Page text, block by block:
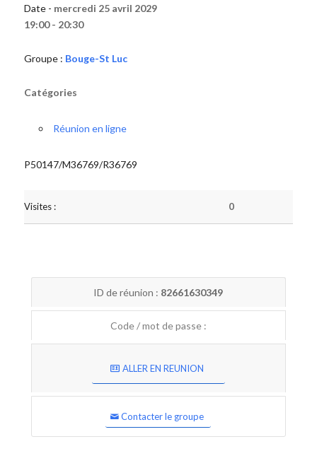
Date - mercredi 25 avril 2029
19:00 - 20:30
Groupe : Bouge-St Luc
Catégories
Réunion en ligne
P50147/M36769/R36769
Visites : 0
ID de réunion : 82661630349
Code / mot de passe :
ALLER EN REUNION
Contacter le groupe